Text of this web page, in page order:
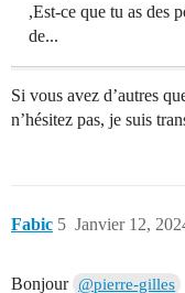
,Est-ce que tu as des
de...
Si vous avez d’autres
n’hésitez pas, je suis
Fabic Janvier 12,
5
Bonjour @pierre-gilles